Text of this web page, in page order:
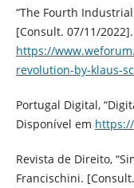
“The Fourth
[Consult. 07/11/
https://
revolution-by-klaus-
Portugal Digital,
Disponível em
Revista de Direito,
Francischini.